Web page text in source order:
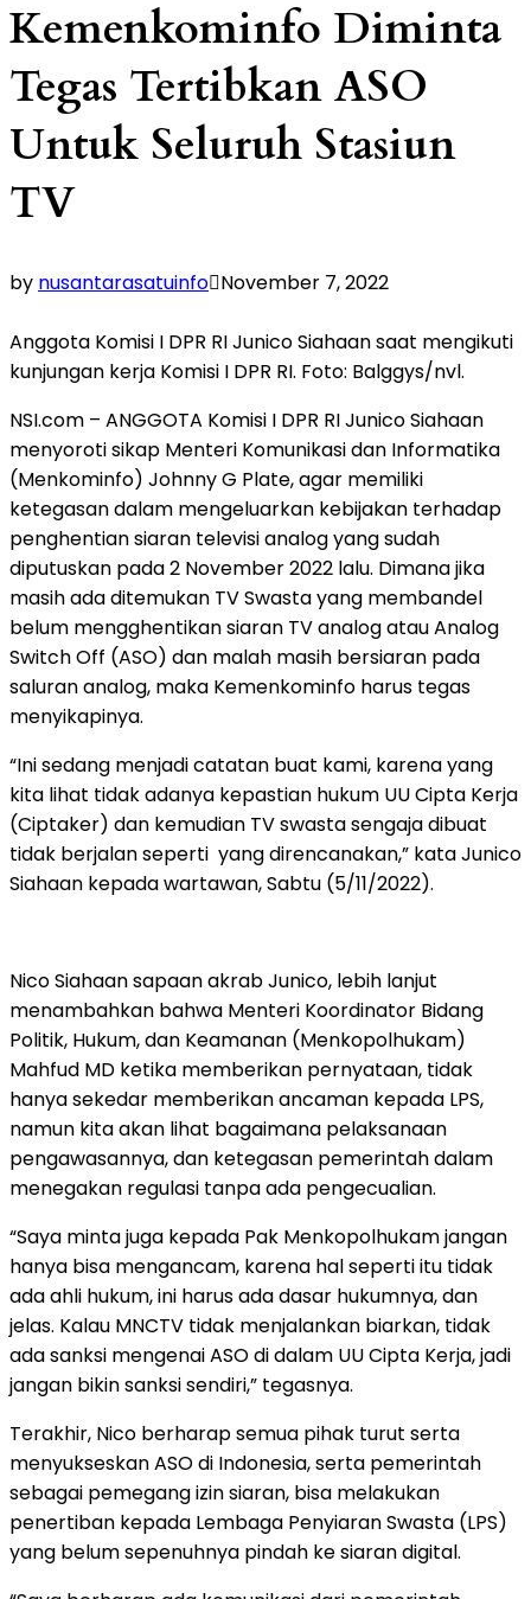
Kemenkominfo Diminta
Tegas Tertibkan ASO
Untuk Seluruh Stasiun
TV
by nusantarasatuinfo November 7, 2022
Anggota Komisi I DPR RI Junico Siahaan saat mengikuti
kunjungan kerja Komisi I DPR RI. Foto: Balggys/nvl.
NSI.com – ANGGOTA Komisi I DPR RI Junico Siahaan
menyoroti sikap Menteri Komunikasi dan Informatika
(Menkominfo) Johnny G Plate, agar memiliki
ketegasan dalam mengeluarkan kebijakan terhadap
penghentian siaran televisi analog yang sudah
diputuskan pada 2 November 2022 lalu. Dimana jika
masih ada ditemukan TV Swasta yang membandel
belum mengghentikan siaran TV analog atau Analog
Switch Off (ASO) dan malah masih bersiaran pada
saluran analog, maka Kemenkominfo harus tegas
menyikapinya.
“Ini sedang menjadi catatan buat kami, karena yang
kita lihat tidak adanya kepastian hukum UU Cipta Kerja
(Ciptaker) dan kemudian TV swasta sengaja dibuat
tidak berjalan seperti yang direncanakan,” kata Junico
Siahaan kepada wartawan, Sabtu (5/11/2022).
Nico Siahaan sapaan akrab Junico, lebih lanjut
menambahkan bahwa Menteri Koordinator Bidang
Politik, Hukum, dan Keamanan (Menkopolhukam)
Mahfud MD ketika memberikan pernyataan, tidak
hanya sekedar memberikan ancaman kepada LPS,
namun kita akan lihat bagaimana pelaksanaan
pengawasannya, dan ketegasan pemerintah dalam
menegakan regulasi tanpa ada pengecualian.
“Saya minta juga kepada Pak Menkopolhukam jangan
hanya bisa mengancam, karena hal seperti itu tidak
ada ahli hukum, ini harus ada dasar hukumnya, dan
jelas. Kalau MNCTV tidak menjalankan biarkan, tidak
ada sanksi mengenai ASO di dalam UU Cipta Kerja, jadi
jangan bikin sanksi sendiri,” tegasnya.
Terakhir, Nico berharap semua pihak turut serta
menyukseskan ASO di Indonesia, serta pemerintah
sebagai pemegang izin siaran, bisa melakukan
penertiban kepada Lembaga Penyiaran Swasta (LPS)
yang belum sepenuhnya pindah ke siaran digital.